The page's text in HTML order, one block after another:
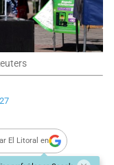
El Litoral en